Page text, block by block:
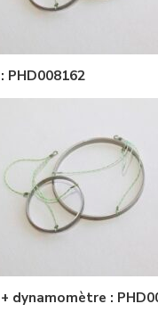
PHD008162
dynamomètre :